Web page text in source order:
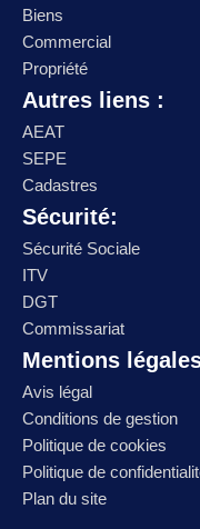
Biens
Commercial
Propriété
Autres liens :
AEAT
SEPE
Cadastres
Sécurité:
Sécurité Sociale
ITV
DGT
Commissariat
Mentions
Avis légal
Conditions de gestion
Politique de cookies
Politique de
Plan du site